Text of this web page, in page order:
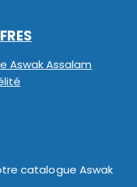
Aswak Assalam
catalogue Aswak